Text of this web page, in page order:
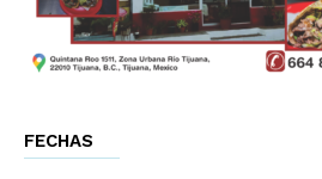
FECHAS